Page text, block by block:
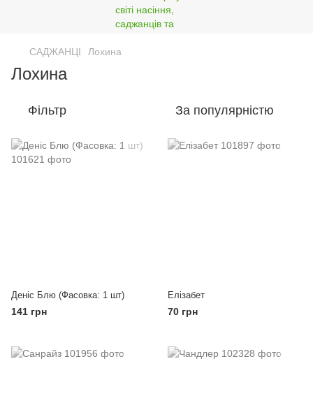
САДЖАНЦІ Лохина
Лохина
Фільтр За популярністю
Деніс Блю (Фасовка: 1 шт)
141 грн
Елізабет
70 грн